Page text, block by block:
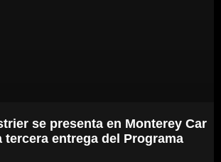
se presenta en Monterey Car
tercera entrega del Programa